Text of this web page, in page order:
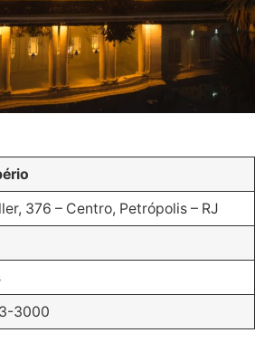
376 – Centro, Petrópolis – RJ
3000